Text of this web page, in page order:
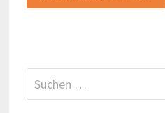
Suchen
nach: